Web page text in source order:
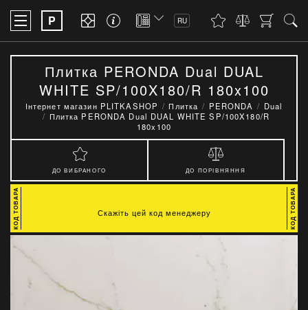
P RU
Плитка PERONDA Dual DUAL
WHITE SP/100X180/R 180x100
Інтернет магазин PLITKASHOP Плитка PERONDA
Dual
Плитка PERONDA Dual DUAL WHITE SP/100X180/R
180x100
ДО ВИБРАНОГО ДО ПОРІВНЯННЯ
Скажіть цей код менеджеру